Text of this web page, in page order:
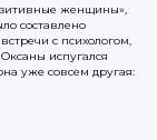
женщины»,
составлено
с психологом,
испугался
уже совсем другая: